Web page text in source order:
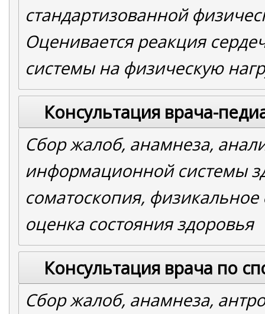
стандартизованной
Оценивается реакция
системы на физическую
Консультация врача-
Сбор жалоб, анамнеза,
информационной системы
соматоскопия,
оценка состояния здоровья
Консультация врача по
Сбор жалоб, анамнеза,